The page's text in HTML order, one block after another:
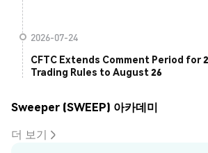
2026-07-24
CFTC Extends Comment Period for
Trading Rules to August 26
Sweeper (SWEEP) 아카데미
더 보기